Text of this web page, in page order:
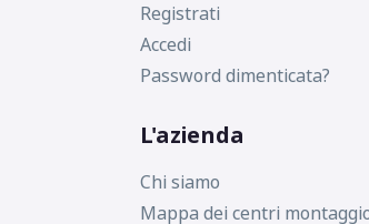
Registrati
Accedi
Password dimenticata?
L'azienda
Chi siamo
Mappa dei centri